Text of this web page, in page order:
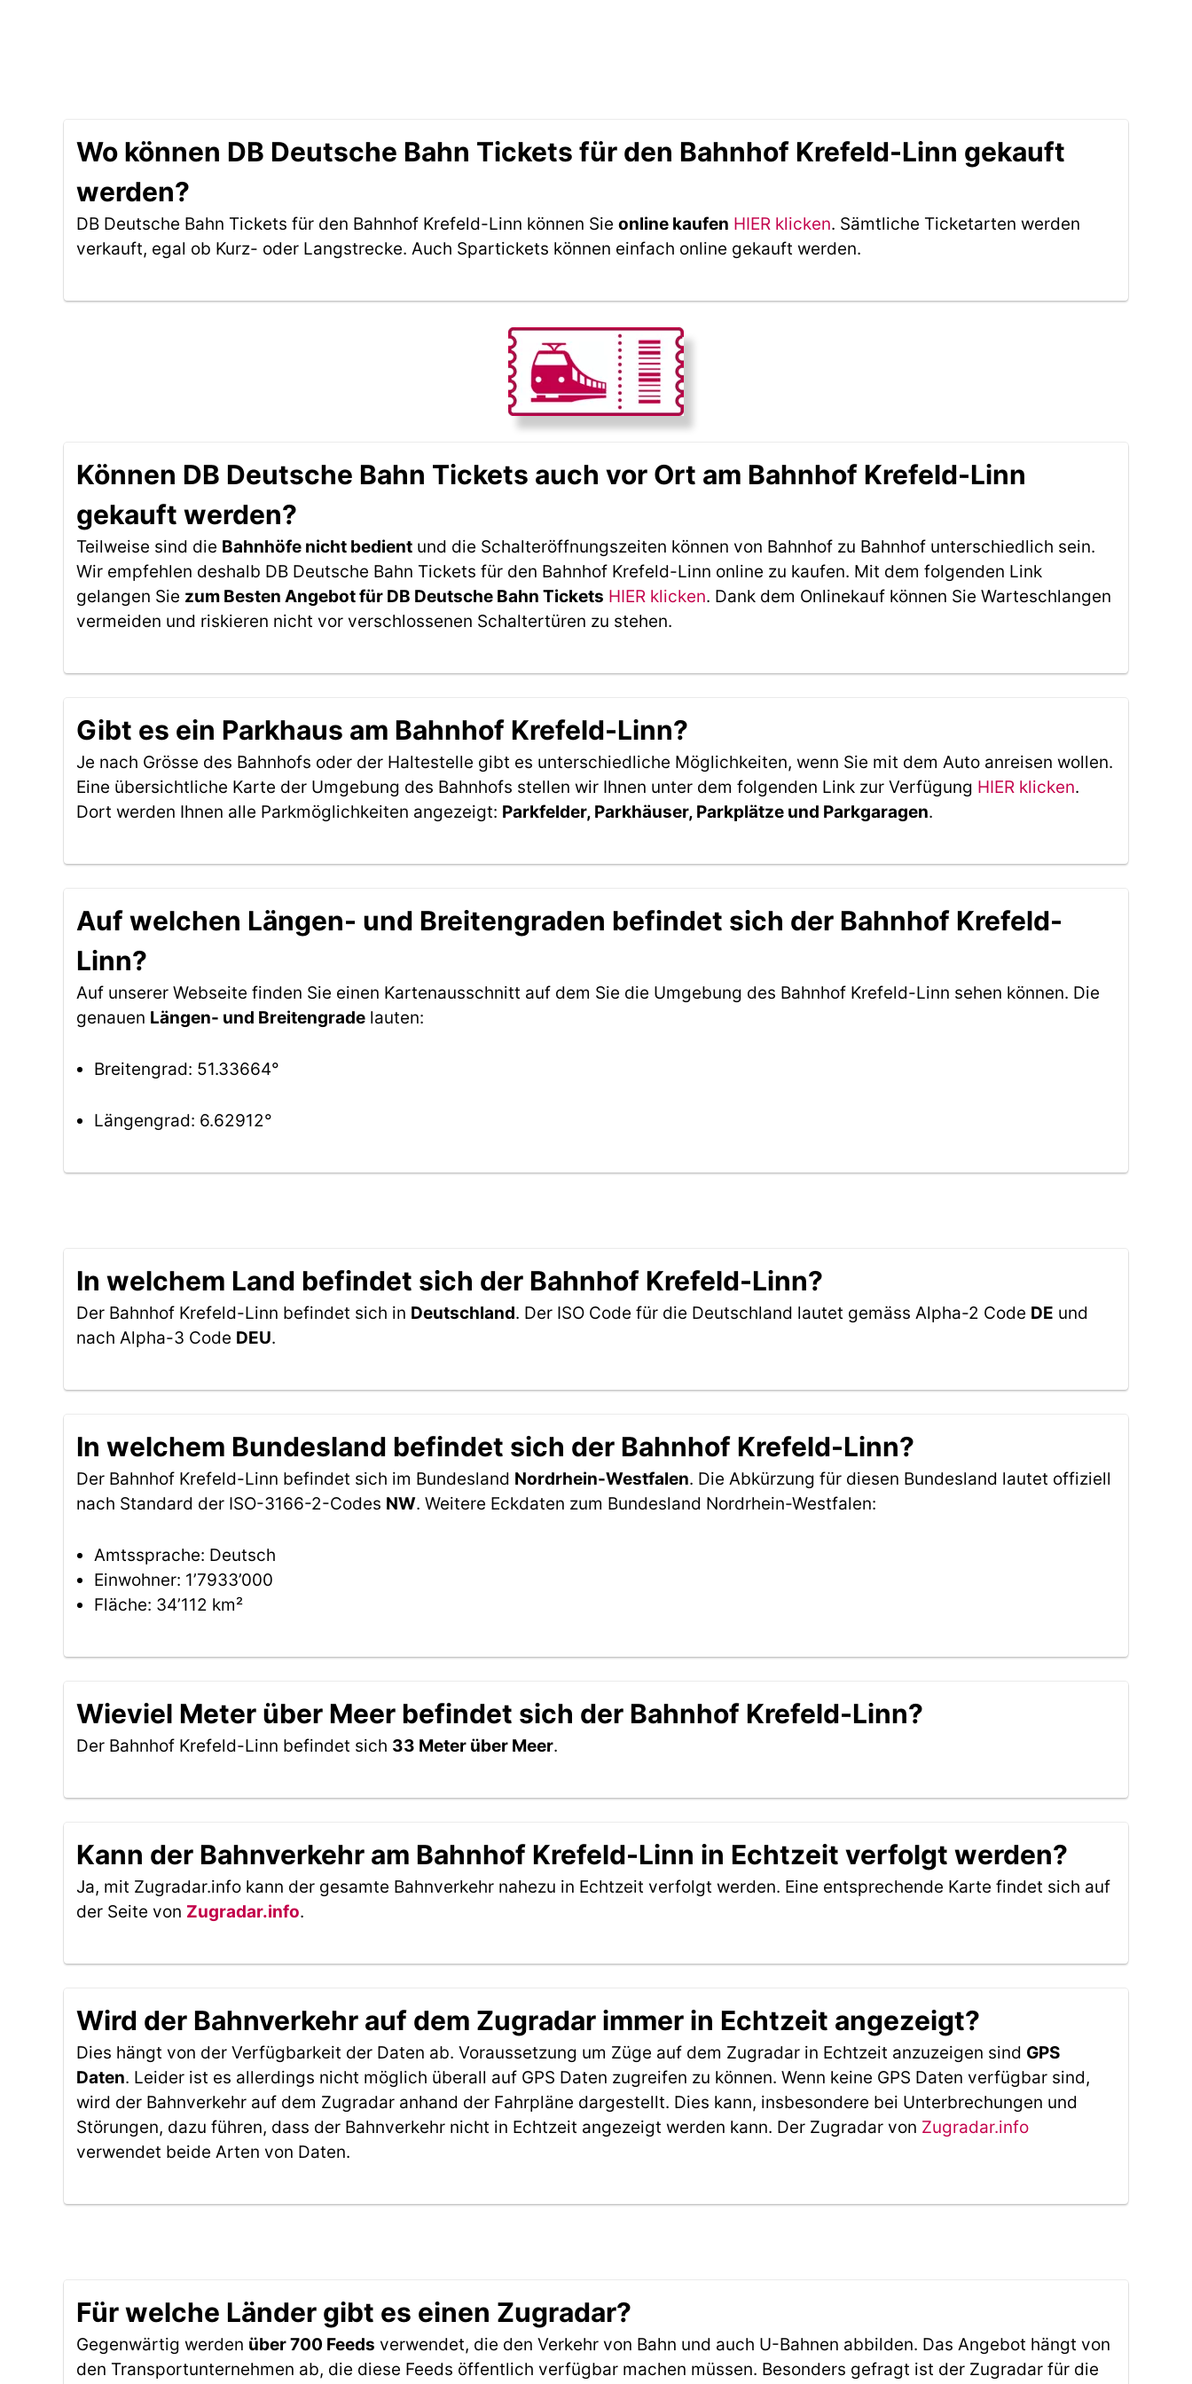
Wo können DB Deutsche Bahn Tickets für den Bahnhof Krefeld-Linn gekauft
werden?
DB Deutsche Bahn Tickets für den Bahnhof Krefeld-Linn können Sie online kaufen HIER klicken. Sämtliche Ticketarten werden
verkauft, egal ob Kurz- oder Langstrecke. Auch Spartickets können einfach online gekauft werden.
Können DB Deutsche Bahn Tickets auch vor Ort am Bahnhof Krefeld-Linn
gekauft werden?
Teilweise sind die Bahnhöfe nicht bedient und die Schalteröffnungszeiten können von Bahnhof zu Bahnhof unterschiedlich sein.
Wir empfehlen deshalb DB Deutsche Bahn Tickets für den Bahnhof Krefeld-Linn online zu kaufen. Mit dem folgenden Link
gelangen Sie zum Besten Angebot für DB Deutsche Bahn Tickets HIER klicken. Dank dem Onlinekauf können Sie Warteschlangen
vermeiden und riskieren nicht vor verschlossenen Schaltertüren zu stehen.
Gibt es ein Parkhaus am Bahnhof Krefeld-Linn?
Je nach Grösse des Bahnhofs oder der Haltestelle gibt es unterschiedliche Möglichkeiten, wenn Sie mit dem Auto anreisen wollen.
Eine übersichtliche Karte der Umgebung des Bahnhofs stellen wir Ihnen unter dem folgenden Link zur Verfügung HIER klicken.
Dort werden Ihnen alle Parkmöglichkeiten angezeigt: Parkfelder, Parkhäuser, Parkplätze und Parkgaragen.
Auf welchen Längen- und Breitengraden befindet sich der Bahnhof Krefeld-
Linn?
Auf unserer Webseite finden Sie einen Kartenausschnitt auf dem Sie die Umgebung des Bahnhof Krefeld-Linn sehen können. Die
genauen Längen- und Breitengrade lauten:
Breitengrad: 51.33664°
Längengrad: 6.62912°
In welchem Land befindet sich der Bahnhof Krefeld-Linn?
Der Bahnhof Krefeld-Linn befindet sich in Deutschland. Der ISO Code für die Deutschland lautet gemäss Alpha-2 Code DE und
nach Alpha-3 Code DEU.
In welchem Bundesland befindet sich der Bahnhof Krefeld-Linn?
Der Bahnhof Krefeld-Linn befindet sich im Bundesland Nordrhein-Westfalen. Die Abkürzung für diesen Bundesland lautet offiziell
nach Standard der ISO-3166-2-Codes NW. Weitere Eckdaten zum Bundesland Nordrhein-Westfalen:
Amtssprache: Deutsch
Einwohner: 1’7933’000
Fläche: 34’112 km²
Wieviel Meter über Meer befindet sich der Bahnhof Krefeld-Linn?
Der Bahnhof Krefeld-Linn befindet sich 33 Meter über Meer.
Kann der Bahnverkehr am Bahnhof Krefeld-Linn in Echtzeit verfolgt werden?
Ja, mit Zugradar.info kann der gesamte Bahnverkehr nahezu in Echtzeit verfolgt werden. Eine entsprechende Karte findet sich auf
der Seite von Zugradar.info.
Wird der Bahnverkehr auf dem Zugradar immer in Echtzeit angezeigt?
Dies hängt von der Verfügbarkeit der Daten ab. Voraussetzung um Züge auf dem Zugradar in Echtzeit anzuzeigen sind GPS
Daten. Leider ist es allerdings nicht möglich überall auf GPS Daten zugreifen zu können. Wenn keine GPS Daten verfügbar sind,
wird der Bahnverkehr auf dem Zugradar anhand der Fahrpläne dargestellt. Dies kann, insbesondere bei Unterbrechungen und
Störungen, dazu führen, dass der Bahnverkehr nicht in Echtzeit angezeigt werden kann. Der Zugradar von Zugradar.info
verwendet beide Arten von Daten.
Für welche Länder gibt es einen Zugradar?
Gegenwärtig werden über 700 Feeds verwendet, die den Verkehr von Bahn und auch U-Bahnen abbilden. Das Angebot hängt von
den Transportunternehmen ab, die diese Feeds öffentlich verfügbar machen müssen. Besonders gefragt ist der Zugradar für die